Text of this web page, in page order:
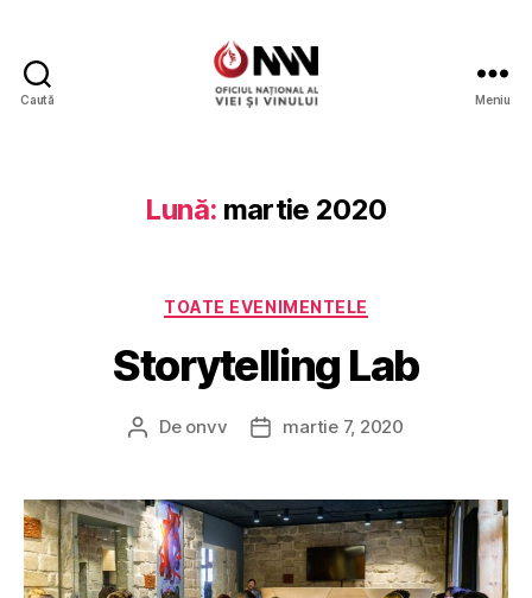
Caută Meniu
Lună: martie 2020
Categorii
TOATE EVENIMENTELE
Storytelling Lab
Autor
De onvv
Datămartie 7, 2020